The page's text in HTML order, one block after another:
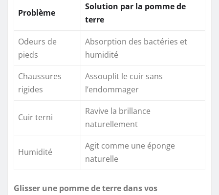
Problème
Solution par la pomme de
terre
Odeurs de
pieds
Absorption des bactéries et
humidité
Chaussures
rigides
Assouplit le cuir sans
l’endommager
Cuir terni
Ravive la brillance
naturellement
Humidité
Agit comme une éponge
naturelle
Glisser une pomme de terre dans vos